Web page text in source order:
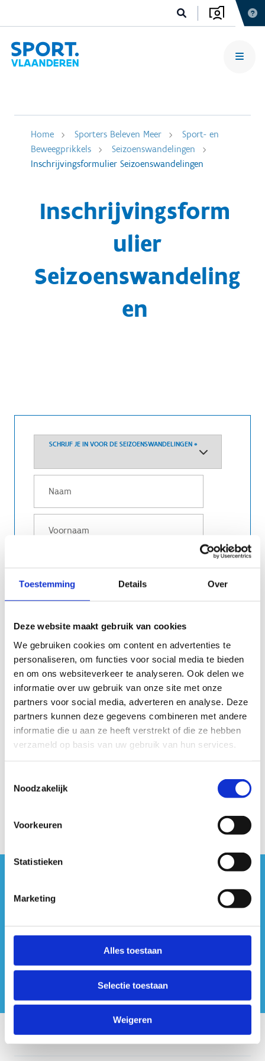
Toestemming Details Over
Deze website maakt gebruik van cookies
We gebruiken cookies om content en advertenties te
personaliseren, om functies voor social media te bieden
en om ons websiteverkeer te analyseren. Ook delen we
informatie over uw gebruik van onze site met onze
partners voor social media, adverteren en analyse. Deze
partners kunnen deze gegevens combineren met andere
informatie die u aan ze heeft verstrekt of die ze hebben
verzameld op basis van uw gebruik van hun services.
Noodzakelijk
Voorkeuren
Statistieken
Marketing
Alles toestaan
Selectie toestaan
Weigeren
Home Sporters Beleven Meer
Sport- en
Beweegprikkels
Seizoenswandelingen
Inschrijvingsformulier Seizoenswandelingen
Inschrijvingsform
ulier
Seizoenswandeling
en
SCHRIJF JE IN VOOR DE SEIZOENSWANDELINGEN *
ENTITEIT OF AGENTSCHAP*
Vertrek
Ik doe mee en vertrek van aan mijn
standplaats
Ik doe mee en vertrek vanuit mijn
thuiswerkplek
#sportersbelevenmeer
Onze centra